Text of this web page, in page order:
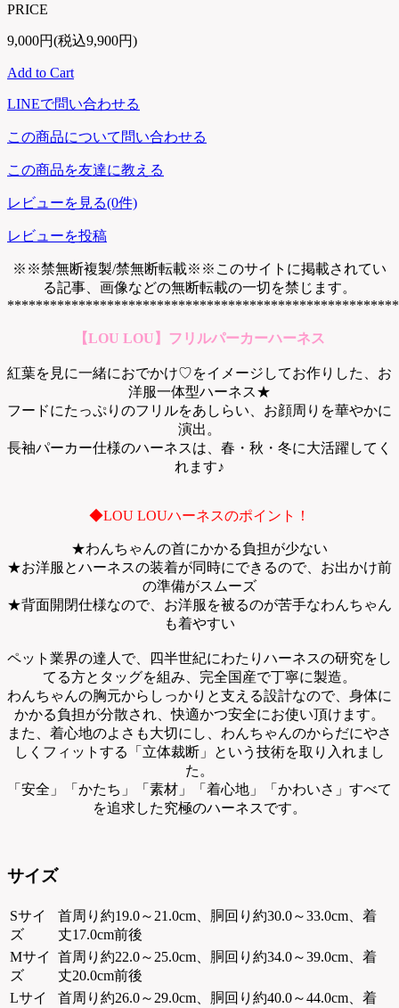
PRICE
9,000円(税込9,900円)
Add to Cart
LINEで問い合わせる
この商品について問い合わせる
この商品を友達に教える
レビューを見る(0件)
レビューを投稿
※※禁無断複製/禁無断転載※※このサイトに掲載されてい
る記事、画像などの無断転載の一切を禁じます。
【LOU LOU】フリルパーカーハーネス
紅葉を見に一緒におでかけ♡をイメージしてお作りした、お
洋服一体型ハーネス★
フードにたっぷりのフリルをあしらい、お顔周りを華やかに
演出。
長袖パーカー仕様のハーネスは、春・秋・冬に大活躍してく
れます♪
◆LOU LOUハーネスのポイント！
★わんちゃんの首にかかる負担が少ない
★お洋服とハーネスの装着が同時にできるので、お出かけ前
の準備がスムーズ
★背面開閉仕様なので、お洋服を被るのが苦手なわんちゃん
も着やすい
ペット業界の達人で、四半世紀にわたりハーネスの研究をし
てる方とタッグを組み、完全国産で丁寧に製造。
わんちゃんの胸元からしっかりと支える設計なので、身体に
かかる負担が分散され、快適かつ安全にお使い頂けます。
また、着心地のよさも大切にし、わんちゃんのからだにやさ
しくフィットする「立体裁断」という技術を取り入れまし
た。
「安全」「かたち」「素材」「着心地」「かわいさ」すべて
を追求した究極のハーネスです。
サイズ
Sサイ
ズ
首周り約19.0～21.0cm、胴回り約30.0～33.0cm、着
丈17.0cm前後
Mサイ
ズ
首周り約22.0～25.0cm、胴回り約34.0～39.0cm、着
丈20.0cm前後
Lサイ
首周り約26.0～29.0cm、胴回り約40.0～44.0cm、着